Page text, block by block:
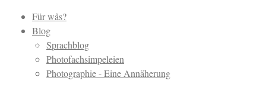
Für wås?
Blog
Sprachblog
Photofachsimpeleien
Photographie - Eine Annäherung